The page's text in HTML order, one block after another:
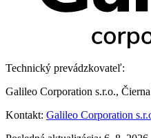
Technický prevádzkovateľ:
Galileo Corporation s.r.o.,
Kontakt: Galileo Corporation